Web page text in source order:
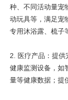
种、不同活动量宠
动玩具等，满足宠
专用沐浴露、梳子
2. 医疗产品：提供
健康监测设备，如
量等健康数据；提